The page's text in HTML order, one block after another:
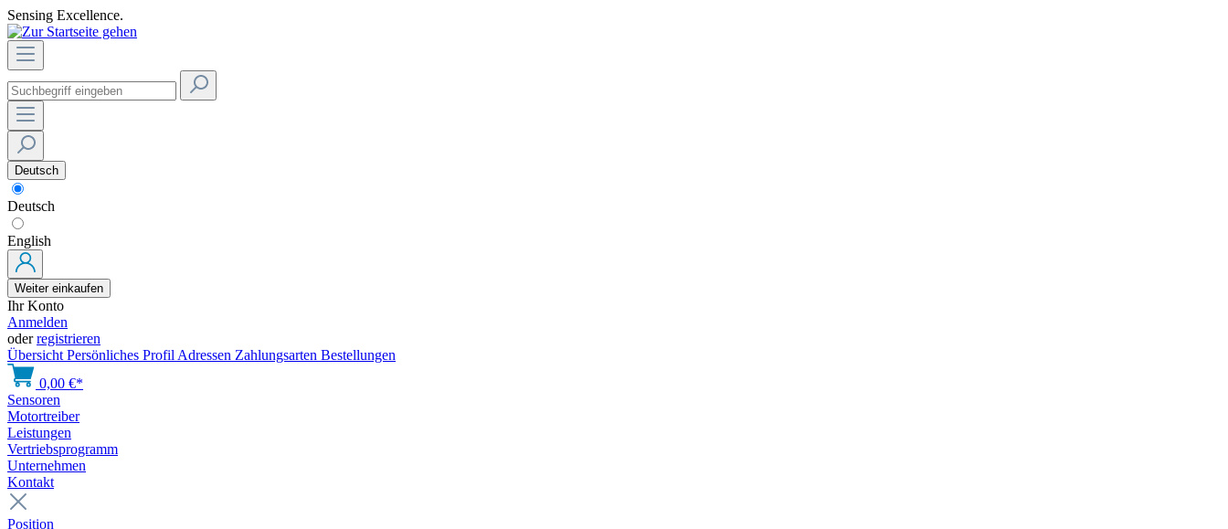
Sensing Excellence.
Deutsch
Deutsch
English
Weiter einkaufen
Ihr Konto
Anmelden
oderregistrieren
Übersicht Persönliches Profil Adressen Zahlungsarten Bestellungen
0,00 €*
Sensoren
Motortreiber
Leistungen
Vertriebsprogramm
Unternehmen
Kontakt
Position